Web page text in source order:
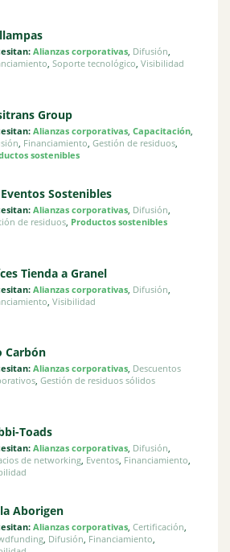
Alianzas corporativas, Difusión,
, Soporte tecnológico, Visibilidad
Group
Alianzas corporativas, Capacitación,
Financiamiento Gestión de residuos,
sostenibles
Eventos Sostenibles
Alianzas corporativas, Difusión,
de residuos, Productos sostenibles
Tienda a Granel
Alianzas corporativas, Difusión
Visibilidad
Carbón
Alianzas corporativas, Descuentos
, Gestión de residuos sólidos
Toads
Alianzas corporativas, Difusión
de networking, Eventos, Financiamiento
Aborigen
Alianzas corporativas, Certificación,
, Difusión, Financiamiento,